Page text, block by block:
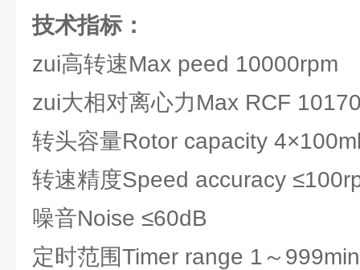
技术指标：
zui高转速Max peed 10000rpm
zui大相对离心力Max RCF
转头容量Rotor capacity
转速精度Speed accuracy
噪音Noise ≤60dB
定时范围Timer range 1～